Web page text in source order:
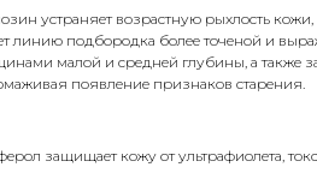
устраняет возрастную рыхлость
линию подбородка более точеной и
малой и средней глубины, а также
появление признаков старения.
защищает кожу от ультрафиолета,